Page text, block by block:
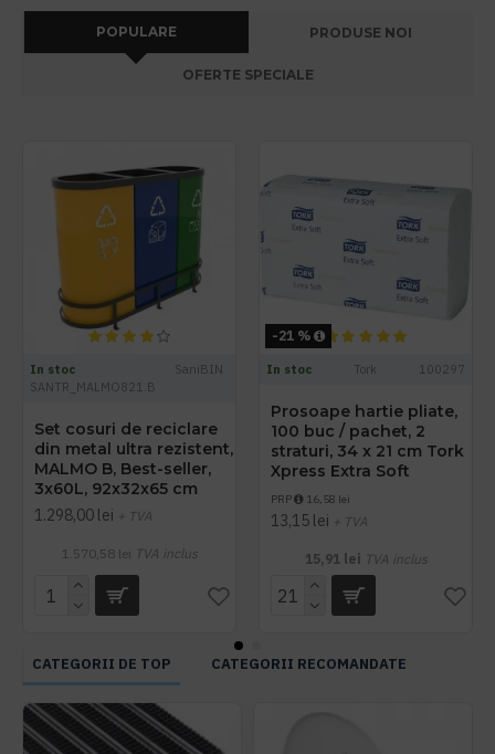
POPULARE PRODUSE NOI
OFERTE SPECIALE
In stoc
SaniBIN
SANTR_MALMO821.B
Set cosuri de reciclare
din metal ultra rezistent,
MALMO B, Best-seller,
3x60L, 92x32x65 cm
1.298,00 lei + TVA
1.570,58 lei TVA inclus
-21 %
In stoc Tork 100297
Prosoape hartie pliate,
100 buc / pachet, 2
straturi, 34 x 21 cm Tork
Xpress Extra Soft
PRP 16,58 lei
13,15 lei + TVA
15,91 lei TVA inclus
CATEGORII DE TOP CATEGORII RECOMANDATE